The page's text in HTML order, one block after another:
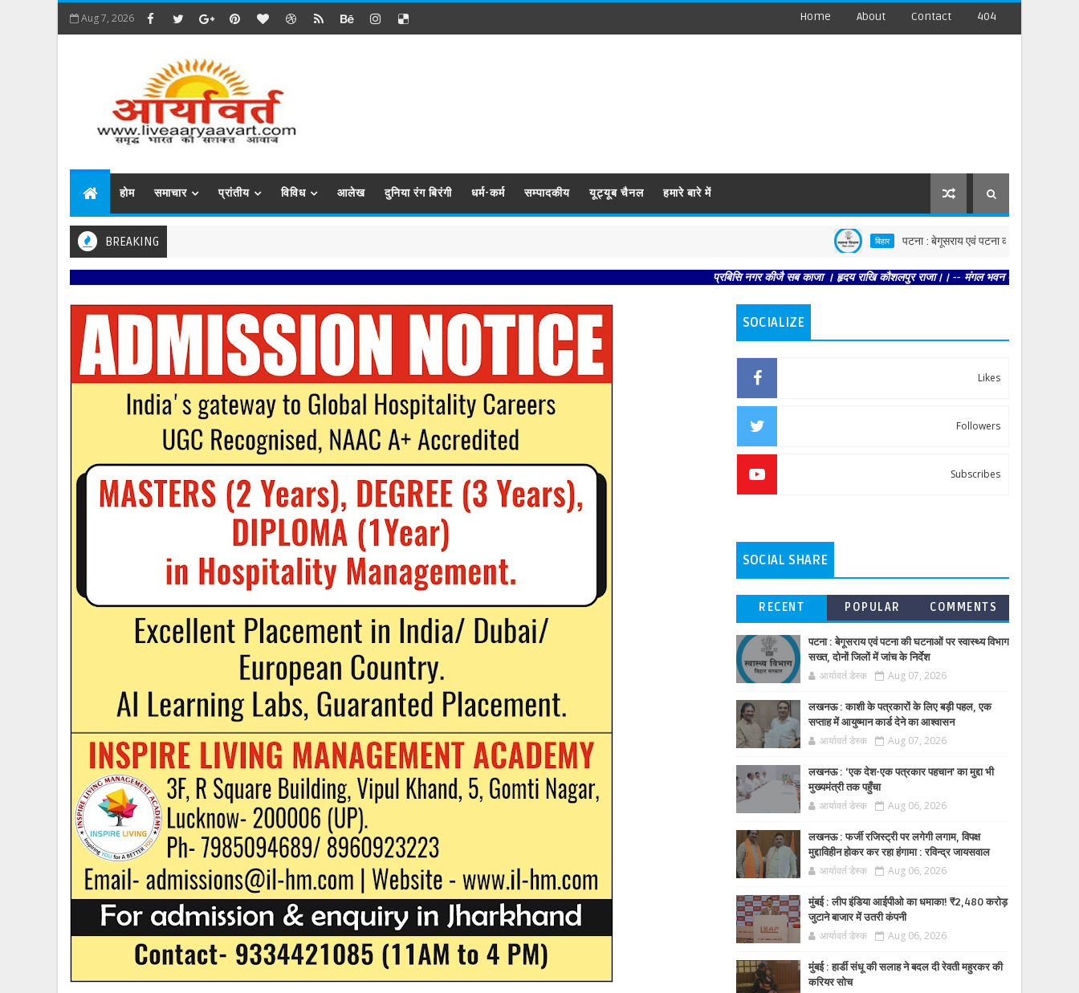
Aug 7, 2026 Home About Contact 404
होम समाचार प्रांतीय विविध आलेख दुनिया रंग बिरंगी धर्म-कर्म सम्पादकीय यूट्यूब चैनल हमारे बारे में
BREAKING बिहार पटना : बेगूसराय एवं पटना की घटनाओं पर स्वास्थ्य विभाग
प्रबिसि नगर कीजै सब काजा । हृदय राखि कौशलपुर राजा।। -- मंगल भवन अमंगल हारी। द्रवहु सुदसरथ
SOCIALIZE
Likes
Followers
Subscribes
SOCIAL SHARE
RECENT POPULAR COMMENTS
पटना : बेगूसराय एवं पटना की घटनाओं पर स्वास्थ्य विभाग
सख्त, दोनों जिलों में जांच के निर्देश
आर्यावर्त डेस्क Aug 07, 2026
लखनऊ : काशी के पत्रकारों के लिए बड़ी पहल, एक
सप्ताह में आयुष्मान कार्ड देने का आश्वासन
आर्यावर्त डेस्क Aug 07, 2026
लखनऊ : ‘एक देश-एक पत्रकार पहचान’ का मुद्दा भी
मुख्यमंत्री तक पहुँचा
आर्यावर्त डेस्क Aug 06, 2026
लखनऊ : फर्जी रजिस्ट्री पर लगेगी लगाम, विपक्ष
मुद्दाविहीन होकर कर रहा हंगामा : रविन्द्र जायसवाल
आर्यावर्त डेस्क Aug 06, 2026
मुंबई : लीप इंडिया आईपीओ का धमाका! ₹2,480 करोड़
जुटाने बाजार में उतरी कंपनी
आर्यावर्त डेस्क Aug 06, 2026
मुंबई : हार्डी संधू की सलाह ने बदल दी रेवती महुरकर की
करियर सोच